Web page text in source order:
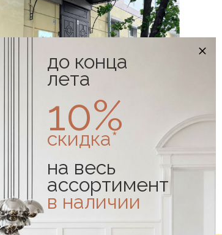
до конца
лета
10%
скидка*
на весь
ассортимент
в наличии